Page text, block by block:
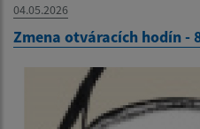
04.05.2026
Zmena otváracích hodín -